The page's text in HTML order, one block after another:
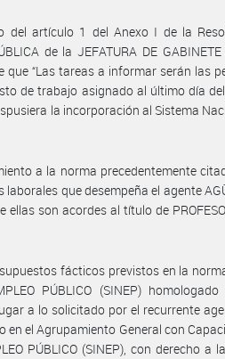
del artículo 1 del Anexo I de la
de la JEFATURA DE
“Las tareas a informar serán las
de trabajo asignado al último día
la incorporación al Sistema
a la norma precedentemente
que desempeña el agente
son acordes al título de
fácticos previstos en la
PÚBLICO (SINEP)
a lo solicitado por el recurrente
en el Agrupamiento General con
PÚBLICO (SINEP), con derecho a